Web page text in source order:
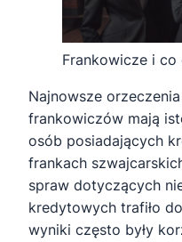
Frankowicze i co
Najnowsze
frankowiczów mają
osób posiadających
frankach
spraw dotyczących
kredytowych trafiło
wyniki często były